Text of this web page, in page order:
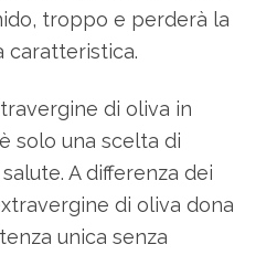
troppo e perderà la
caratteristica.
di oliva in
solo una scelta di
A differenza dei
di oliva dona
unica senza